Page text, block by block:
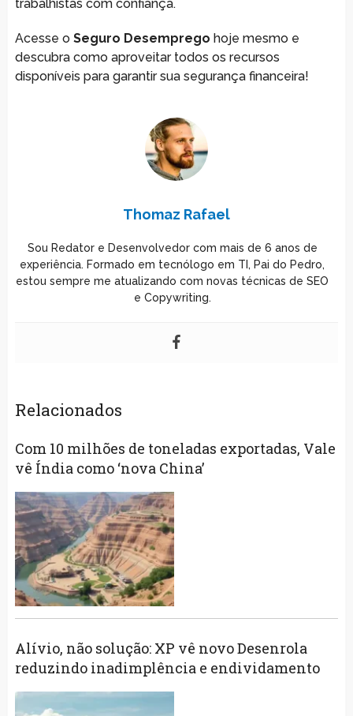
trabalhistas com confiança.
Acesse o Seguro Desemprego hoje mesmo e
descubra como aproveitar todos os recursos
disponíveis para garantir sua segurança financeira!
Thomaz Rafael
Sou Redator e Desenvolvedor com mais de 6 anos de
experiência. Formado em tecnólogo em TI, Pai do Pedro,
estou sempre me atualizando com novas técnicas de SEO
e Copywriting.
Relacionados
Com 10 milhões de toneladas exportadas, Vale
vê Índia como ‘nova China’
Alívio, não solução: XP vê novo Desenrola
reduzindo inadimplência e endividamento